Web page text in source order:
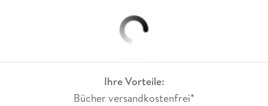
Ihre Vorteile:
Bücher versandkostenfrei*